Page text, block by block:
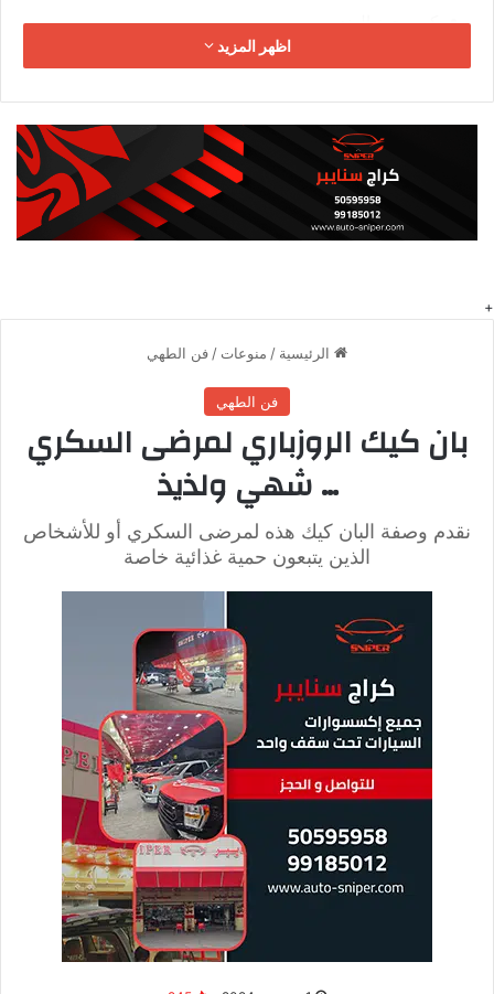
كوب جوز الهند
نصف كوب سكر
بيضة واحدة
ملعقة صغيرة بيكنج بودر
ملعقة صغيرة فانيليا
طريقة عمل كيكة البسبوسة سهلة
والآن نقدم لك سيدتي طريقة عمل كيكة البسبوسة سهلة وسريعة :
ضعي السميد والدقيق وجوز الهند والبيكنج باودر في وعاء
عميق، ، ثم اخلطي المكونات حتى تتجانس مع بعضها.
بعد ذلك أضيفي البيض واللبن الزبادي والسكر والفانيليا
والقشطة إلى خليط السميد، بواسطة المضرب الكهربائي
اخلطي المكونات جيداً حتى تصبح متجانسة تماماً.
سطحه. وفقمطبخ
ثم ضعي الفرن على درجة حرارة 180 مئوية.
بعد ذلك أدخلي الصينية إلى الفرن مدة 30 دقيقة، حتى تنضج
كيكة البسبوسة.
أخرجي صينية الكيكة من الفرن، ثم اصنعي شقوقاً صغيرة فيها
باستخدام شوكة، ثم أضيفي القطر البارد على الوجه، وزينيها
والآن أصبحت كيكة البسبوسة الهشة جاهزة للتقديم، قدميها
صحةوعافية
ونقدم لك أيضا من خلال موقع “العالم في ثواني”، أروع المقالات
الطبية والتقنية، بالإضافة إلى مقالاتالعنايةبالذات والصحة
اظهر المزيد